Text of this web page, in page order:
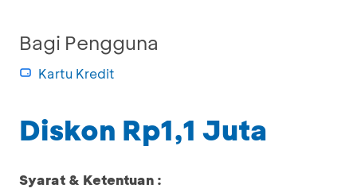
Bagi Pengguna
Kartu Kredit
Diskon Rp1,1 Juta
Syarat & Ketentuan :